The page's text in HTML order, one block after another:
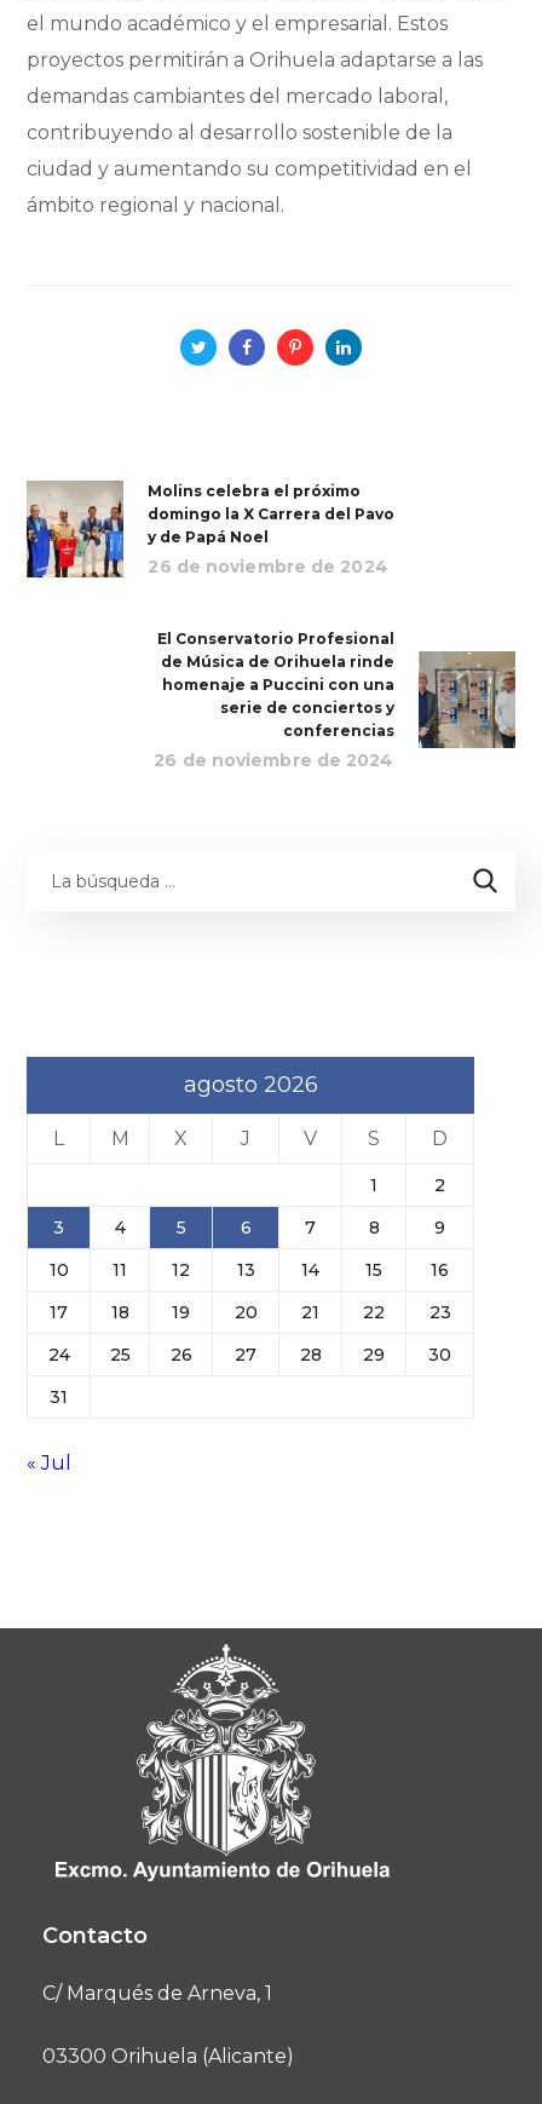
el mundo académico y el empresarial. Estos
proyectos permitirán a Orihuela adaptarse a las
demandas cambiantes del mercado laboral,
contribuyendo al desarrollo sostenible de la
ciudad y aumentando su competitividad en el
ámbito regional y nacional.
Molins celebra el próximo
domingo la X Carrera del Pavo
y de Papá Noel
26 de noviembre de 2024
El Conservatorio Profesional
de Música de Orihuela rinde
homenaje a Puccini con una
serie de conciertos y
conferencias
26 de noviembre de 2024
agosto 2026
L M X J V S D
1
2
3
4 5 6 7 8
9
10
11 12 13 14 15
16
17
18 19 20 21 22
23
24
25 26 27 28 29
30
31
« Jul
Contacto
C/ Marqués de Arneva, 1
03300 Orihuela (Alicante)